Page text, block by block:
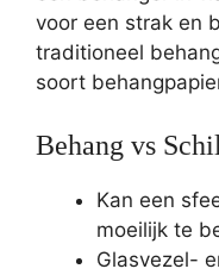
voor een strak en
traditioneel
soort
Behang vs
Kan een
moeilijk te
Glasvezel-